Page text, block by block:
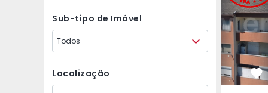
Sub-tipo de Imóvel
Todos
Localização